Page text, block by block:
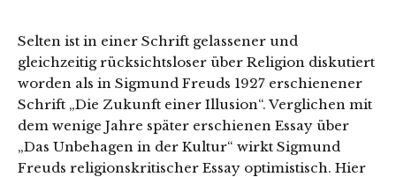
Selten ist in einer Schrift gelassener und
gleichzeitig rücksichtsloser über Religion diskutiert
worden als in Sigmund Freuds 1927 erschienener
Schrift „Die Zukunft einer Illusion“. Verglichen mit
dem wenige Jahre später erschienen Essay über
„Das Unbehagen in der Kultur“ wirkt Sigmund
Freuds religionskritischer Essay optimistisch. Hier